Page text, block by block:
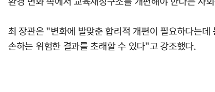
최 장관은 "변화에 발맞춘 합리적 개편이 필요하다는
손하는 위험한 결과를 초래할 수 있다"고 강조했다.